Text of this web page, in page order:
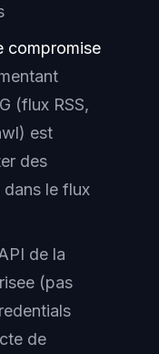
compromise
(flux RSS,
est
des
le flux
de la
(pas
de